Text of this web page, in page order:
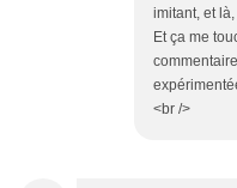
imitant, et
Et ça me
<br />